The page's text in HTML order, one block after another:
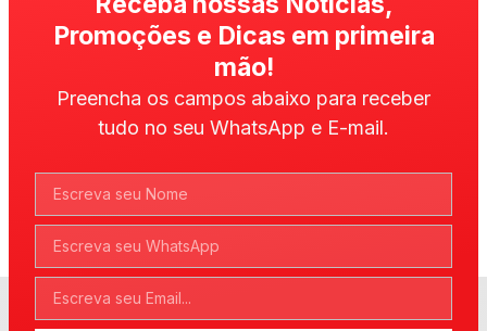
Promoções e Dicas em primeira
mão!
Preencha os campos abaixo para receber
tudo no seu WhatsApp e E-mail.